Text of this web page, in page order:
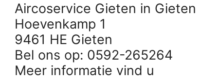
Aircoservice Gieten in Gieten
Hoevenkamp 1
9461 HE Gieten
Bel ons op: 0592-265264
Meer informatie vind u